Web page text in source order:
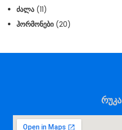
ᲫᲐᲚᲐ (11)
ᲰᲝᲠᲛᲝᲜᲔᲑᲘ (20)
რუკა